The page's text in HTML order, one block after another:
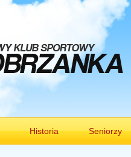
Historia Seniorzy